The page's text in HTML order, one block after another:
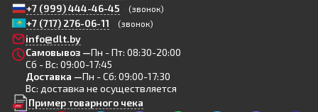
+7 (999) 444-46-45 (звонок)
+7 (717) 276-06-11 (звонок)
info@dlt.by
Самовывоз —Пн - Пт: 08:30-20:00
Сб - Вс: 09:00-17:45
Доставка —Пн - Сб: 09:00-17:30
Вс: доставка не осуществляется
Пример товарного чека